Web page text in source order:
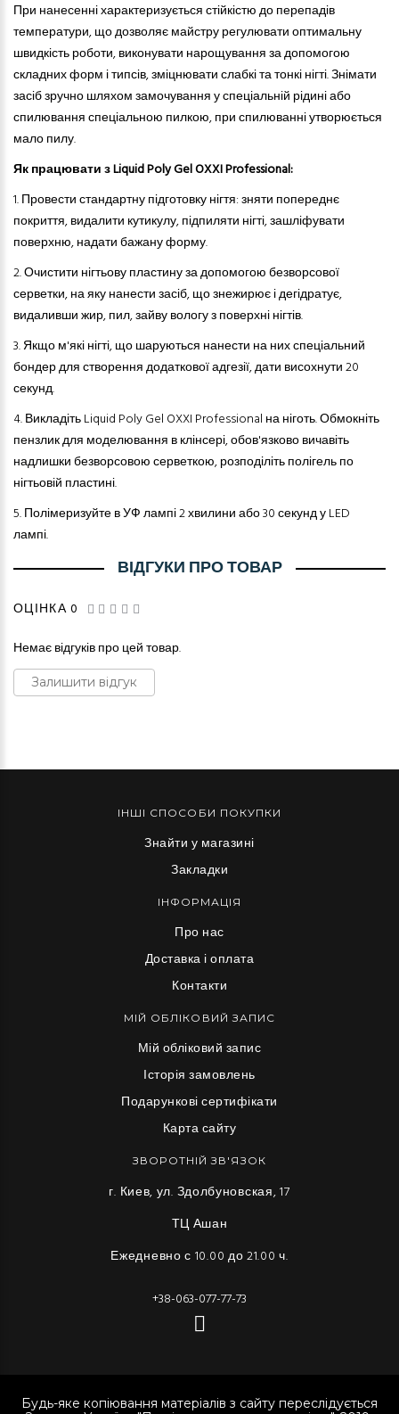
При нанесенні характеризується стійкістю до перепадів
температури, що дозволяє майстру регулювати оптимальну
швидкість роботи, виконувати нарощування за допомогою
складних форм і типсів, зміцнювати слабкітатонкі нігті. Знімати
засіб зручно шляхом замочування у спеціальній рідині або
спилювання спеціальною пилкою, при спилюванні утворюється
мало пилу.
Як працювати з Liquid Poly Gel OXXI Professional:
1. Провести стандартну підготовку нігтя: зняти попереднє
покриття, видалити кутикулу, підпиляти нігті, зашліфувати
поверхню, надати бажану форму.
2.Очистити нігтьову пластину за допомогою безворсової
серветки, на яку нанести засіб, що знежирює і дегідратує,
видаливши жир, пил, зайву вологу з поверхні нігтів.
3.Якщо м'які нігті, що шаруються нанести на них спеціальний
бондер для створення додаткової адгезії, дати висохнути 20
секунд.
4.Викладіть Liquid Poly Gel OXXI Professional на ніготь. Обмокніть
пензлик для моделювання в клінсері, обов'язково вичавіть
надлишки безворсовоюсерветкою, розподіліть полігель по
нігтьовій пластині.
5.Полімеризуйте в УФ лампі 2 хвилини або 30 секунд у LED
лампі.
ВІДГУКИ ПРО ТОВАР
ОЦІНКА 0
Немає відгуків про цей товар.
Залишити відгук
ІНШІ СПОСОБИ ПОКУПКИ
Знайти у магазині
Закладки
ІНФОРМАЦІЯ
Про нас
Доставка і оплата
Контакти
МІЙ ОБЛІКОВИЙ ЗАПИС
Мій обліковий запис
Історія замовлень
Подарункові сертифікати
Карта сайту
ЗВОРОТНІЙ ЗВ'ЯЗОК
г. Киев, ул. Здолбуновская, 17
ТЦ Ашан
Ежедневно с 10.00 до 21.00 ч.
+38-063-077-77-73
Будь-яке копіювання матеріалів з сайту переслідується